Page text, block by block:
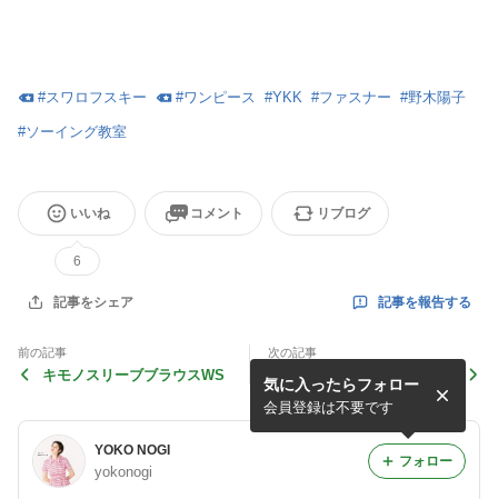
#スワロフスキー #ワンピース #YKK #ファスナー #野木陽子
#ソーイング教室
いいね
6
コメント リブログ
記事をシェア 記事を報告する
前の記事
キモノスリーブブラウスWS
次の記事
YOKO NOGI
yokonogi
気に入ったらフォロー
会員登録は不要です
フォロー